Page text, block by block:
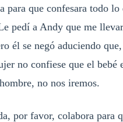
para que confesara todo lo
pedí a Andy que me
él se negó aduciendo
no confiese que el bebé
no nos iremos.
por favor, colabora para